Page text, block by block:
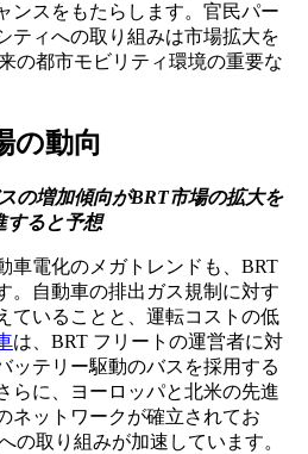
ンスをもたらします。官民パー
ティへの取り組みは市場拡大を
の都市モビリティ環境の重要な
の動向
の増加傾向がBRT市場の拡大を
すると予想
車電化のメガトレンドも、BRT
。自動車の排出ガス規制に対す
ていることと、運転コストの低
は、BRT フリートの運営者に対
ッテリー駆動のバスを採用する
らに、ヨーロッパと北米の先進
ネットワークが確立されてお
の取り組みが加速しています。